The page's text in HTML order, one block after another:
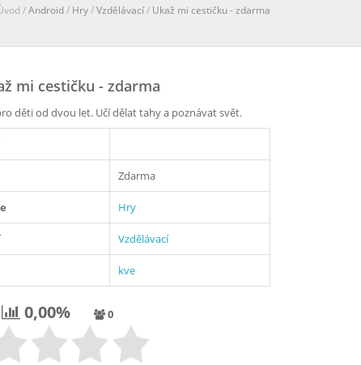
/Android/ Hry/Vzdělávací/ Ukaž mi cestičku - zdarma
mi cestičku - zdarma
děti od dvou let. Učí dělat tahy a poznávat svět.
Zdarma
Hry
Vzdělávací
kve
0,00% 0